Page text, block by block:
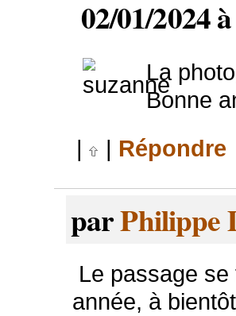
02/01/2024
La
Bonne
|
| Répondre
parPhilippe
Le passage
année, à